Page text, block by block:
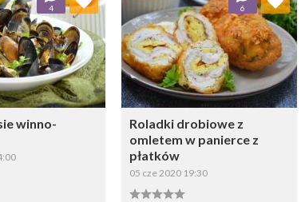
winno-
4
Wybierz listę:
Roladki drobiowe z
omletem w panierce z
płatków
05 cze 2020 19:30
6
Wybierz listę: